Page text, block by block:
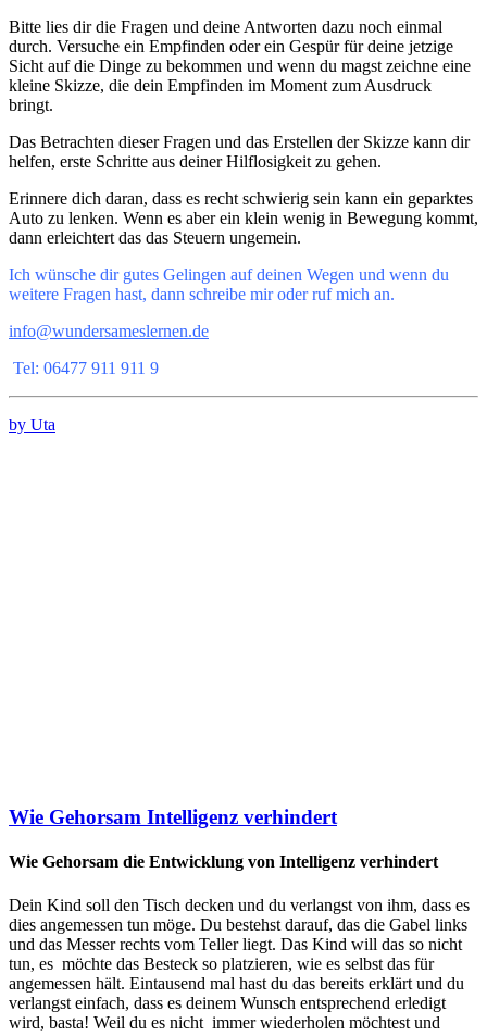
Bitte lies dir die Fragen und deine Antworten dazu noch einmal
durch. Versuche ein Empfinden oder ein Gespür für deine jetzige
Sicht auf die Dinge zu bekommen und wenn du magst zeichne eine
kleine Skizze, die dein Empfinden im Moment zum Ausdruck
bringt.
Das Betrachten dieser Fragen und das Erstellen der Skizze kann dir
helfen, erste Schritte aus deiner Hilflosigkeit zu gehen.
Erinnere dich daran, dass es recht schwierig sein kann ein geparktes
Auto zu lenken. Wenn es aber ein klein wenig in Bewegung kommt,
dann erleichtert das das Steuern ungemein.
Ich wünsche dir gutes Gelingen auf deinen Wegen und wenn du
weitere Fragen hast, dann schreibe mir oder ruf mich an.
info@wundersameslernen.de
Tel: 06477 911 911 9
by Uta
Wie Gehorsam Intelligenz verhindert
Wie Gehorsam die Entwicklung von Intelligenz verhindert
Dein Kind soll den Tisch decken und du verlangst von ihm, dass es
dies angemessen tun möge. Du bestehst darauf, das die Gabel links
und das Messer rechts vom Teller liegt. Das Kind will das so nicht
tun, es möchte das Besteck so platzieren, wie es selbst das für
angemessen hält. Eintausend mal hast du das bereits erklärt und du
verlangst einfach, dass es deinem Wunsch entsprechend erledigt
wird, basta! Weil du es nicht immer wiederholen möchtest und